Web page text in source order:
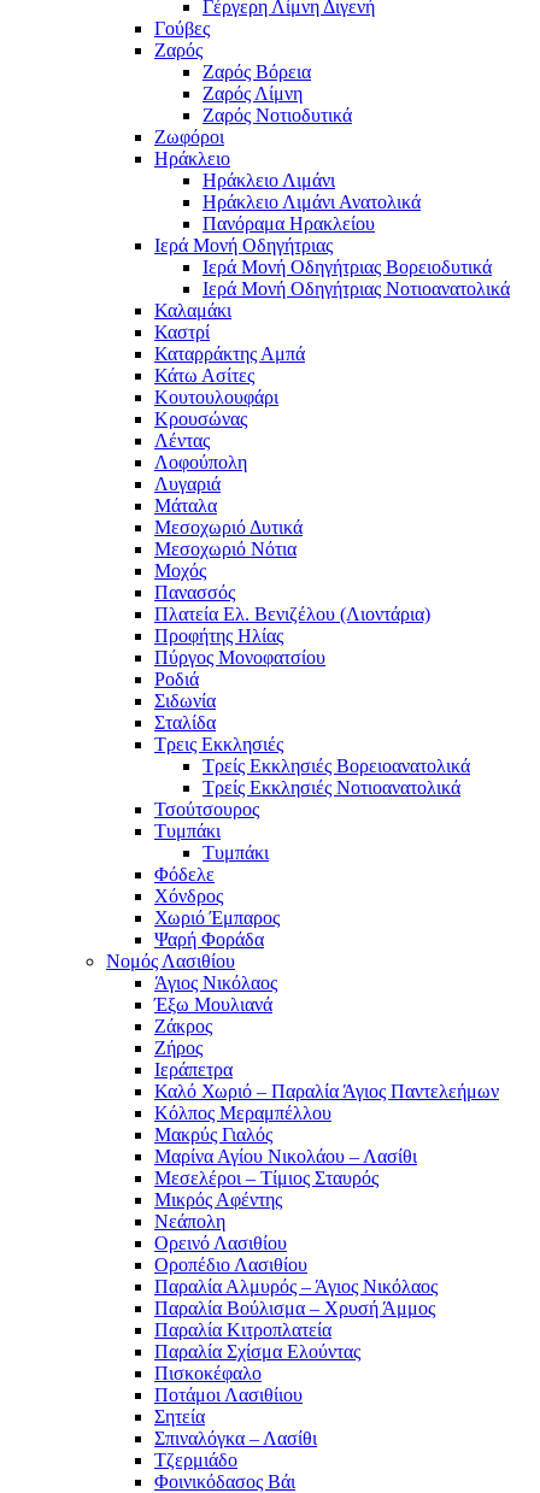
Γέργερη Λίμνη Διγενή
Γούβες
Ζαρός
Ζαρός Βόρεια
Ζαρός Λίμνη
Ζαρός Νοτιοδυτικά
Ζωφόροι
Ηράκλειο
Ηράκλειο Λιμάνι
Ηράκλειο Λιμάνι Ανατολικά
Πανόραμα Ηρακλείου
Ιερά Μονή Οδηγήτριας
Ιερά Μονή Οδηγήτριας Βορειοδυτικά
Ιερά Μονή Οδηγήτριας Νοτιοανατολικά
Καλαμάκι
Καστρί
Καταρράκτης Αμπά
Κάτω Ασίτες
Κουτουλουφάρι
Κρουσώνας
Λέντας
Λοφούπολη
Λυγαριά
Μάταλα
Μεσοχωριό Δυτικά
Μεσοχωριό Νότια
Μοχός
Πανασσός
Πλατεία Ελ. Βενιζέλου (Λιοντάρια)
Προφήτης Ηλίας
Πύργος Μονοφατσίου
Ροδιά
Σιδωνία
Σταλίδα
Τρεις Εκκλησιές
Τρείς Εκκλησιές Βορειοανατολικά
Τρείς Εκκλησιές Νοτιοανατολικά
Τσούτσουρος
Τυμπάκι
Τυμπάκι
Φόδελε
Χόνδρος
Χωριό Έμπαρος
Ψαρή Φοράδα
Νομός Λασιθίου
Άγιος Νικόλαος
Έξω Μουλιανά
Ζάκρος
Ζήρος
Ιεράπετρα
Καλό Χωριό – Παραλία Άγιος Παντελεήμων
Κόλπος Μεραμπέλλου
Μακρύς Γιαλός
Μαρίνα Αγίου Νικολάου – Λασίθι
Μεσελέροι – Τίμιος Σταυρός
Μικρός Αφέντης
Νεάπολη
Ορεινό Λασιθίου
Οροπέδιο Λασιθίου
Παραλία Αλμυρός – Άγιος Νικόλαος
Παραλία Βούλισμα – Χρυσή Άμμος
Παραλία Κιτροπλατεία
Παραλία Σχίσμα Ελούντας
Πισκοκέφαλο
Ποτάμοι Λασιθίιου
Σητεία
Σπιναλόγκα – Λασίθι
Τζερμιάδο
Φοινικόδασος Βάι